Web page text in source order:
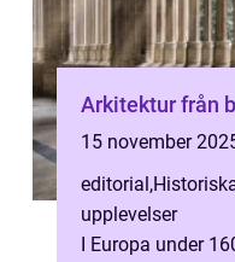
Arkitektur från
15 november
editorial,
upplevelser
I Europa under